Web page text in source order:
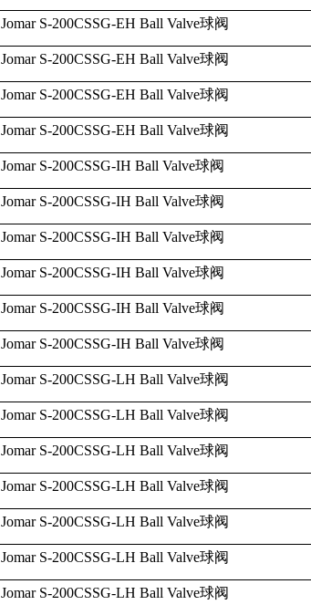
Jomar S-200CSSG-EH Ball Valve球阀
Jomar S-200CSSG-EH Ball Valve球阀
Jomar S-200CSSG-EH Ball Valve球阀
Jomar S-200CSSG-EH Ball Valve球阀
Jomar S-200CSSG-IH Ball Valve球阀
Jomar S-200CSSG-IH Ball Valve球阀
Jomar S-200CSSG-IH Ball Valve球阀
Jomar S-200CSSG-IH Ball Valve球阀
Jomar S-200CSSG-IH Ball Valve球阀
Jomar S-200CSSG-IH Ball Valve球阀
Jomar S-200CSSG-LH Ball Valve球阀
Jomar S-200CSSG-LH Ball Valve球阀
Jomar S-200CSSG-LH Ball Valve球阀
Jomar S-200CSSG-LH Ball Valve球阀
Jomar S-200CSSG-LH Ball Valve球阀
Jomar S-200CSSG-LH Ball Valve球阀
Jomar S-200CSSG-LH Ball Valve球阀